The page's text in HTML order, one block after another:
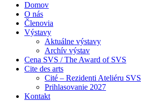
Domov
O nás
Členovia
Výstavy
Aktuálne výstavy
Archív výstav
Cena SVS / The Award of SVS
Cite des arts
Cité – Rezidenti Ateliéru SVS
Prihlasovanie 2027
Kontakt